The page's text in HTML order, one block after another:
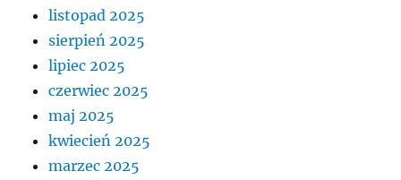
listopad 2025
sierpień 2025
lipiec 2025
czerwiec 2025
maj 2025
kwiecień 2025
marzec 2025